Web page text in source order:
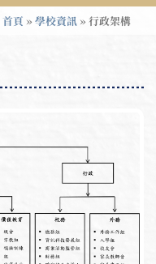
首頁 »學校資訊 »行政架構